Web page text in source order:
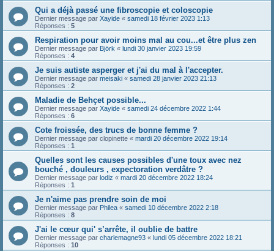
Qui a déjà passé une fibroscopie et coloscopie
Dernier message par Xayide « samedi 18 février 2023 1:13
Réponses : 5
Respiration pour avoir moins mal au cou...et être plus zen
Dernier message par Björk « lundi 30 janvier 2023 19:59
Réponses : 4
Je suis autiste asperger et j'ai du mal à l'accepter.
Dernier message par meisaki « samedi 28 janvier 2023 21:13
Réponses : 2
Maladie de Behçet possible...
Dernier message par Xayide « samedi 24 décembre 2022 1:44
Réponses : 6
Cote froissée, des trucs de bonne femme ?
Dernier message par clopinette « mardi 20 décembre 2022 19:14
Réponses : 1
Quelles sont les causes possibles d'une toux avec nez
bouché , douleurs , expectoration verdâtre ?
Dernier message par lodiz « mardi 20 décembre 2022 18:24
Réponses : 1
Je n'aime pas prendre soin de moi
Dernier message par Philea « samedi 10 décembre 2022 2:18
Réponses : 8
J'ai le cœur qui' s’arrête, il oublie de battre
Dernier message par charlemagne93 « lundi 05 décembre 2022 18:21
Réponses : 10